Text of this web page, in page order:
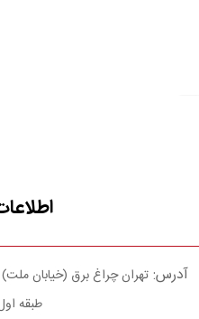
آدرس: تهران چراغ برق (خیابان ملت)
طبقه